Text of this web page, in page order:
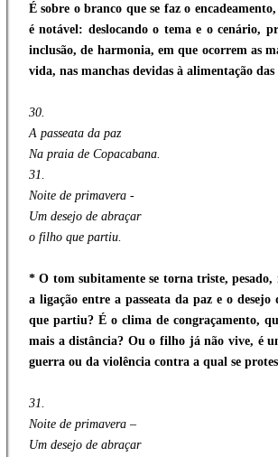
É sobre o branco que se faz o
é notável: deslocando o tema e o cenário,
inclusão, de harmonia, em que ocorrem as
vida, nas manchas devidas à alimentação das
30.
A passeata da paz
Na praia de Copacabana.
31.
Noite de primavera -
Um desejo de abraçar
o filho que partiu.
* O tom subitamente se torna triste, pesado,
a ligação entre a passeata da paz e o
que partiu? É o clima de congraçamento,
mais a distância? Ou o filho já não vive, é
guerra ou da violência contra a qual se
31.
Noite de primavera –
Um desejo de abraçar